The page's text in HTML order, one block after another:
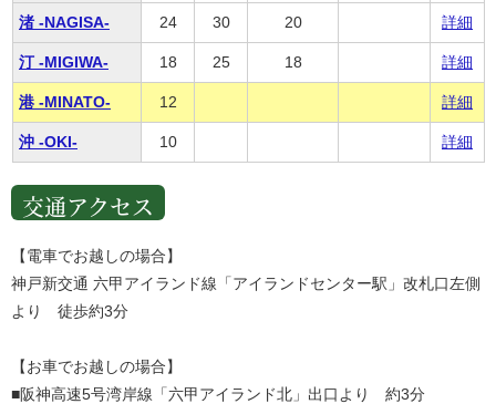
渚 -NAGISA- 24 30 20 詳細
汀 -MIGIWA- 18 25 18 詳細
港 -MINATO- 12 詳細
沖 -OKI- 10 詳細
交通アクセス
【電車でお越しの場合】
神戸新交通 六甲アイランド線「アイランドセンター駅」改札口左側
より 徒歩約3分
【お車でお越しの場合】
■阪神高速5号湾岸線「六甲アイランド北」出口より 約3分